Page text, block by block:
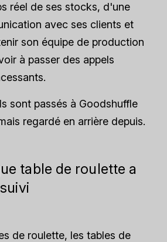
réel de ses stocks, d'une
avec ses clients et
son équipe de production
à passer des appels
sont passés à Goodshuffle
regardé en arrière depuis.
table de roulette a
de roulette, les tables de